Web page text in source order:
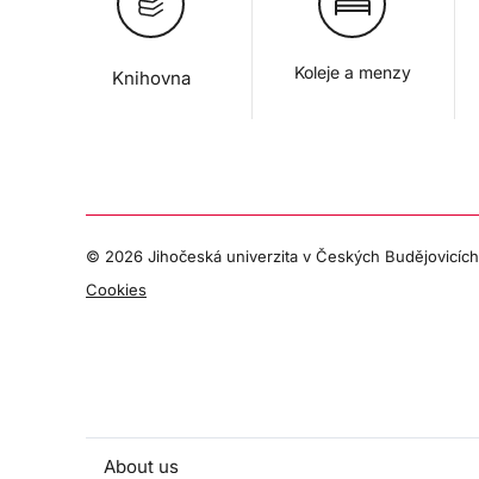
Knihovna Koleje a menzy
© 2026 Jihočeská univerzita v Českých Budějovicích
Cookies
About us